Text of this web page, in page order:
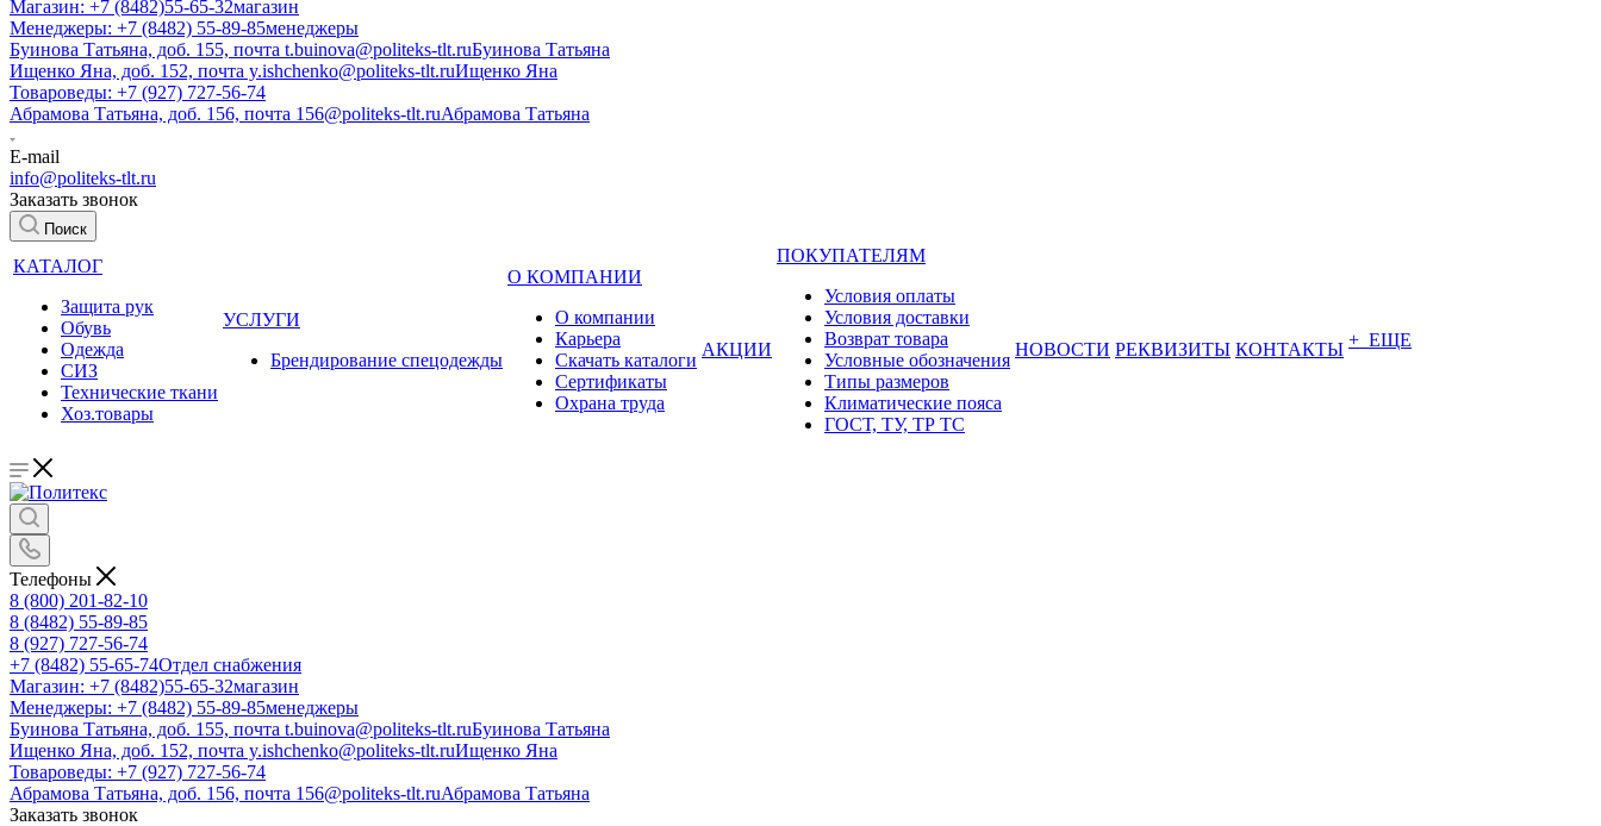
Магазин: +7 (8482)55-65-32магазин
Менеджеры: +7 (8482) 55-89-85менеджеры
Буинова Татьяна, доб. 155, почта t.buinova@politeks-tlt.ruБуинова Татьяна
Ищенко Яна, доб. 152, почта y.ishchenko@politeks-tlt.ruИщенко Яна
Товароведы: +7 (927) 727-56-74
Абрамова Татьяна, доб. 156, почта 156@politeks-tlt.ruАбрамова Татьяна
E-mail
info@politeks-tlt.ru
Заказать звонок
Поиск
КАТАЛОГ
Защита рук
Обувь
Одежда
СИЗ
Технические ткани
Хоз.товары
УСЛУГИ
Брендирование спецодежды
О КОМПАНИИ
О компании
Карьера
Cкачать каталоги
Сертификаты
Охрана труда
АКЦИИ
ПОКУПАТЕЛЯМ
Условия оплаты
Условия доставки
Возврат товара
Условные обозначения
Типы размеров
Климатические пояса
ГОСТ, ТУ, ТР ТС
НОВОСТИ РЕКВИЗИТЫ КОНТАКТЫ + ЕЩЕ
Телефоны
8 (800) 201-82-10
8 (8482) 55-89-85
8 (927) 727-56-74
+7 (8482) 55-65-74Отдел снабжения
Магазин: +7 (8482)55-65-32магазин
Менеджеры: +7 (8482) 55-89-85менеджеры
Буинова Татьяна, доб. 155, почта t.buinova@politeks-tlt.ruБуинова Татьяна
Ищенко Яна, доб. 152, почта y.ishchenko@politeks-tlt.ruИщенко Яна
Товароведы: +7 (927) 727-56-74
Абрамова Татьяна, доб. 156, почта 156@politeks-tlt.ruАбрамова Татьяна
Заказать звонок